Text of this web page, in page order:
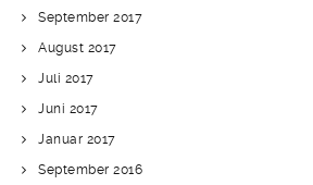
September 2017
August 2017
Juli 2017
Juni 2017
Januar 2017
September 2016